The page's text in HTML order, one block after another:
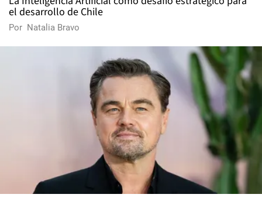
el desarrollo de Chile
Por Natalia Bravo